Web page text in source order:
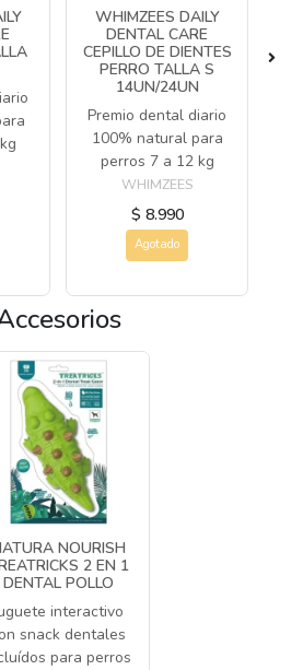
WHIMZEES DAILY
DENTAL CARE
CEPILLO DE DIENTES
PERRO TALLA S
14UN/24UN
Premio dental diario
100% natural para
perros 7 a 12 kg
WHIMZEES
$ 8.990
Agotado
NOURISH
2 EN 1
DENTAL POLLO
interactivo
snack dentales
para perros